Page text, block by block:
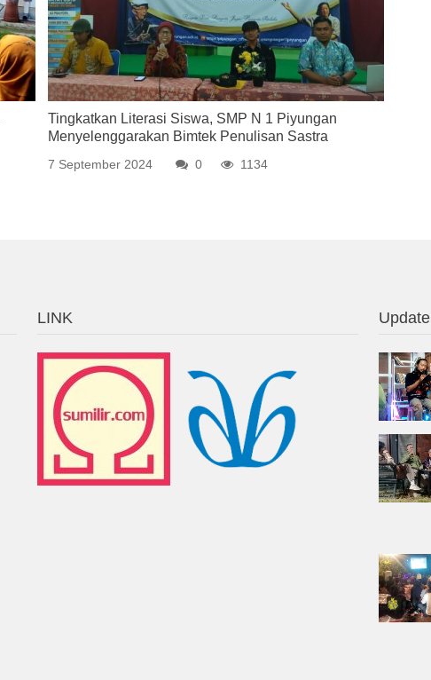
Tingkatkan Literasi Siswa, SMP N 1 Piyungan
Menyelenggarakan Bimtek Penulisan Sastra
7 September 2024 0 1134
LINK Update